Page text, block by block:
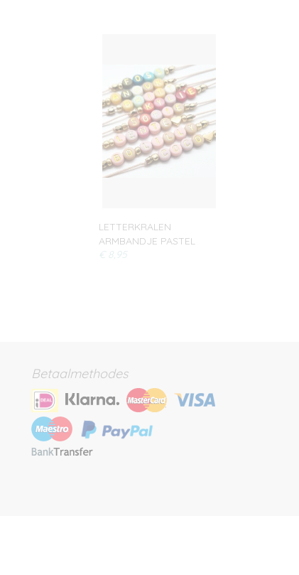
LETTERKRALEN
ARMBANDJE PASTEL
€ 8,95
Betaalmethodes